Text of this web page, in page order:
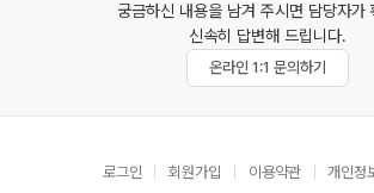
궁금하신 내용을 남겨 주시면 담당자가
신속히 답변해 드립니다.
온라인 1:1 문의하기
로그인 회원가입 이용약관 개인정